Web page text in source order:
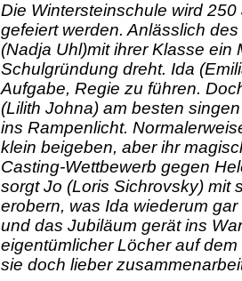
Die Wintersteinschule wird
gefeiert werden. Anlässlich
(Nadja Uhl)mit ihrer Klasse
Schulgründung dreht. Ida
Aufgabe, Regie zu führen.
(Lilith Johna) am besten
ins Rampenlicht.
klein beigeben, aber ihr
Casting-Wettbewerb gegen
sorgt Jo (Loris Sichrovsky) mit
erobern, was Ida wiederum
und das Jubiläum gerät ins
eigentümlicher Löcher auf
sie doch lieber